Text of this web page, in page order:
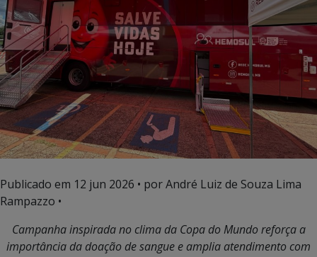
Publicado em 12 jun 2026 • por André Luiz de Souza Lima
Rampazzo •
Campanha inspirada no clima da Copa do Mundo reforça a
importância da doação de sangue e amplia atendimento com